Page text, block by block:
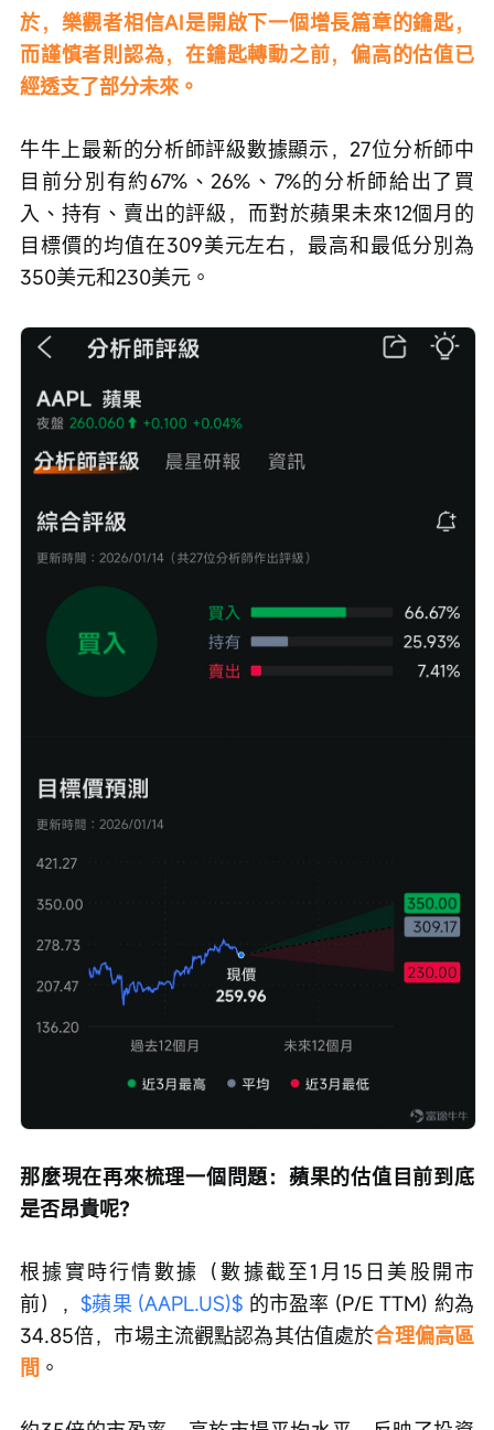
於，樂觀者相信AI是開啟下一個增長篇章的鑰匙，
而謹慎者則認為，在鑰匙轉動之前，偏高的估值已
經透支了部分未來。
牛牛上最新的分析師評級數據顯示，27位分析師中
目前分別有約67%、26%、7%的分析師給出了買
入、持有、賣出的評級，而對於蘋果未來12個月的
目標價的均值在309美元左右，最高和最低分別為
350美元和230美元。
那麼現在再來梳理一個問題：蘋果的估值目前到底
是否昂貴呢？
根據實時行情數據（數據截至1月15日美股開市
前）， $蘋果 (AAPL.US)$ 的市盈率 (P/E TTM) 約為
34.85倍，市場主流觀點認為其估值處於合理偏高區
間 。